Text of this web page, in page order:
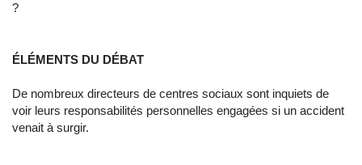
?
ÉLÉMENTS DU DÉBAT
De nombreux directeurs de centres sociaux sont inquiets de
voir leurs responsabilités personnelles engagées si un accident
venait à surgir.